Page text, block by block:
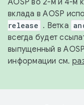
AOSP во 2-м и 4-м
вклада в AOSP
release . Ветка
всегда будет
выпущенный в
информации см.